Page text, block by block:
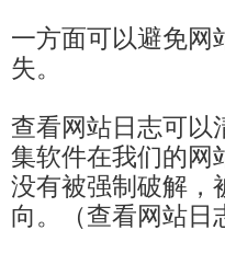
一方面可以避免网
失。
查看网站日志可以
集软件在我们的网
没有被强制破解，
向。（查看网站日